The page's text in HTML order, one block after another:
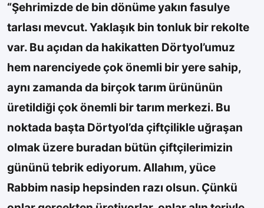
“Şehrimizde de bin dönüme yakın fasulye
tarlası mevcut. Yaklaşık bin tonluk bir rekolte
var. Bu açıdan da hakikatten Dörtyol’umuz
hem narenciyede çok önemli bir yere sahip,
aynı zamanda da birçok tarım ürününün
üretildiği çok önemli bir tarım merkezi. Bu
noktada başta Dörtyol’da çiftçilikle uğraşan
olmak üzere buradan bütün çiftçilerimizin
gününü tebrik ediyorum. Allahım, yüce
Rabbim nasip hepsinden razı olsun. Çünkü